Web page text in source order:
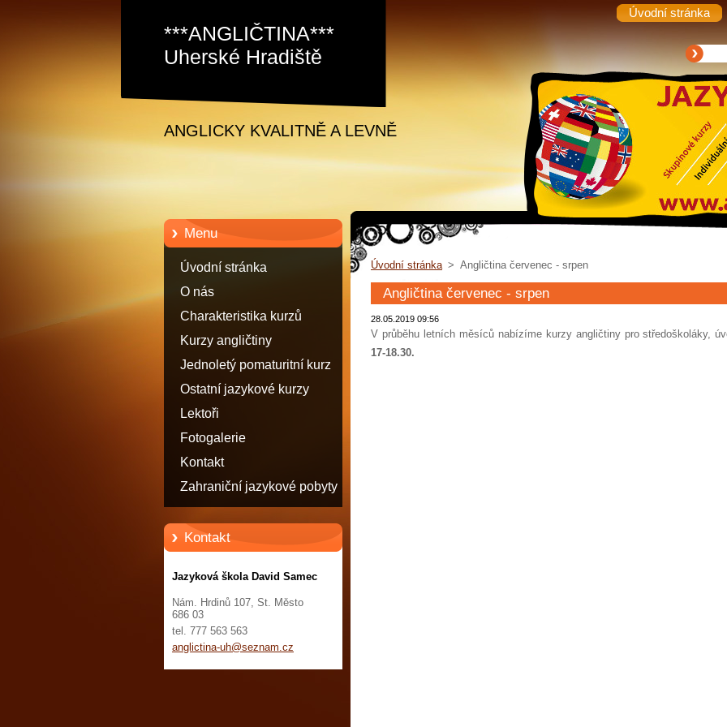
Úvodní stránka
***ANGLIČTINA***
Uherské Hradiště
Samec
ANGLICKY KVALITNĚ A LEVNĚ
Menu
Úvodní stránka
O nás
Charakteristika kurzů
anglického jazyka
Kurzy angličtiny
Jednoletý pomaturitní kurz
angličtiny - STATUT
STUDENTA
Ostatní jazykové kurzy
Lektoři
Fotogalerie
Kontakt
Zahraniční jazykové pobyty
Kontakt
Jazyková škola David Samec
Nám. Hrdinů 107, St. Město
686 03
tel. 777 563 563
anglictina-uh@seznam.cz
Úvodní stránka > Angličtina červenec - srpen
Angličtina červenec - srpen
28.05.2019 09:56
V průběhu letních měsíců nabízíme kurzy angličtiny pro středoškoláky,
17-18.30.